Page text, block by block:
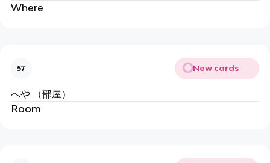
Where
57 New cards
へや （部屋）
Room